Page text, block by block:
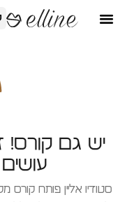
יש גם קורס!
סטודיו אליין פותח